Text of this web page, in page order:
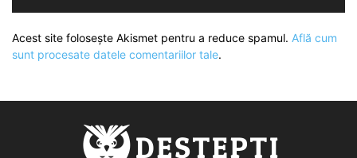
Acest site folosește Akismet pentru a reduce spamul. Află cum
sunt procesate datele comentariilor tale.